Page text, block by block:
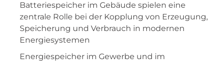
Batteriespeicher im Gebäude spielen eine
zentrale Rolle bei der Kopplung von Erzeugung,
Speicherung und Verbrauch in modernen
Energiesystemen
Energiespeicher im Gewerbe und im